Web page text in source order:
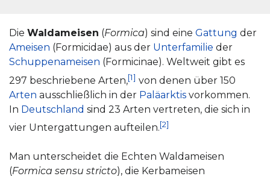
Die Waldameisen (Formica) sind eine Gattung der
Ameisen (Formicidae) aus der Unterfamilie der
Schuppenameisen (Formicinae). Weltweit gibt es
297 beschriebene Arten,[1] von denen über 150
Arten ausschließlich in der Paläarktis vorkommen.
In Deutschland sind 23 Arten vertreten, die sich in
vier Untergattungen aufteilen.[2]
Man unterscheidet die Echten Waldameisen
(Formica sensu stricto), die Kerbameisen